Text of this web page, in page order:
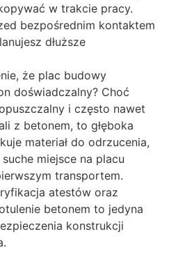
w trakcie pracy.
bezpośrednim kontaktem
dłuższe
że plac budowy
doświadczalny? Choć
i często nawet
z betonem, to głęboka
materiał do odrzucenia,
miejsce na placu
transportem.
atestów oraz
betonem to jedyna
konstrukcji